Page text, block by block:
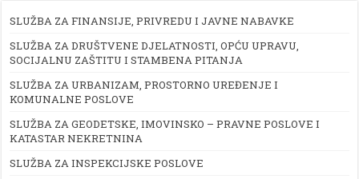
SLUŽBA ZA FINANSIJE, PRIVREDU I JAVNE NABAVKE
SLUŽBA ZA DRUŠTVENE DJELATNOSTI, OPĆU UPRAVU,
SOCIJALNU ZAŠTITU I STAMBENA PITANJA
SLUŽBA ZA URBANIZAM, PROSTORNO UREĐENJE I
KOMUNALNE POSLOVE
SLUŽBA ZA GEODETSKE, IMOVINSKO – PRAVNE POSLOVE I
KATASTAR NEKRETNINA
SLUŽBA ZA INSPEKCIJSKE POSLOVE